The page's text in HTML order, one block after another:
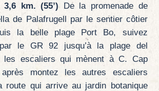
km. (55’)De la promenade de
de Palafrugell par le sentier côtier
la belle plage Port Bo, suivez
le GR 92 jusqu’à la plage del
les escaliers qui mènent à C. Cap
montez les autres escaliers
route qui arrive au jardin botanique